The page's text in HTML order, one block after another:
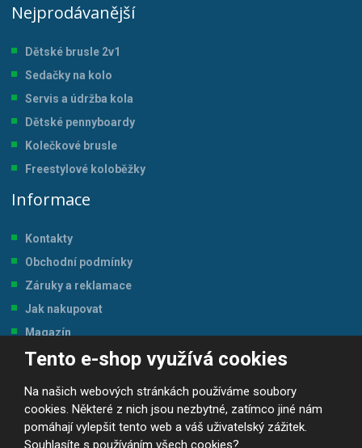
Tento e-shop využívá cookies
Na našich webových stránkách používáme soubory
cookies. Některé z nich jsou nezbytné, zatímco jiné nám
pomáhají vylepšit tento web a váš uživatelský zážitek.
Souhlasíte s používáním všech cookies?
Nejprodávanější
Dětské brusle 2v1
Sedačky na kolo
Servis a údržba kola
Dětské pennyboardy
Kolečkové brusle
Freestylové koloběžky
Informace
Kontakty
Obchodní podmínky
Záruky a reklamace
Jak nakupovat
Magazín
Tabulka velikostí